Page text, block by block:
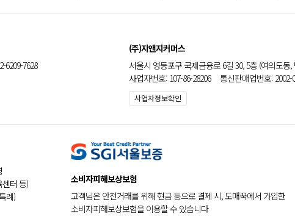
6209-7628
(주)지앤지커머스
서울시 영등포구 국제금융로 6길 30, 5층 (여의도
사업자번호: 107-86-28206 통신판매업번호: 2002-
사업자정보확인
터 등)
례)
소비자피해보상보험
고객님은 안전거래를 위해 현금 등으로 결제 시, 도매꾹에서 가입한
소비자피해보상보험을 이용할 수 있습니다